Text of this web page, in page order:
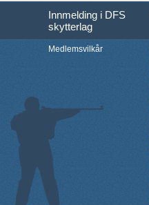
Innmelding i DFS
skytterlag
Medlemsvilkår